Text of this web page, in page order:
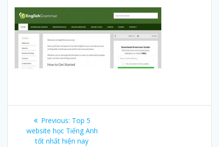
Post
navigation
Previous: Previous
post:
Top 5
website học Tiếng Anh
tốt nhất hiện nay